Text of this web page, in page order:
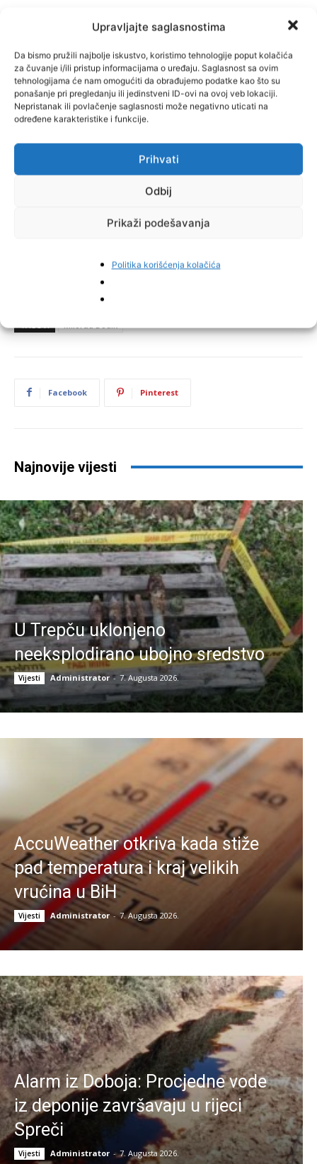
Upravljajte saglasnostima
Da bismo pružili najbolje iskustvo, koristimo tehnologije poput kolačića
za čuvanje i/ili pristup informacijama o uređaju. Saglasnost sa ovim
tehnologijama će nam omogućiti da obrađujemo podatke kao što su
ponašanje pri pregledanju ili jedinstveni ID-ovi na ovoj veb lokaciji.
Nepristanak ili povlačenje saglasnosti može negativno uticati na
određene karakteristike i funkcije.
Prihvati
Odbij
Prikaži podešavanja
Politika korišćenja kolačića
Facebook Pinterest
Najnovije vijesti
U Trepču uklonjeno
neeksplodirano ubojno sredstvo
Vijesti Administrator - 7. Augusta 2026.
AccuWeather otkriva kada stiže
pad temperatura i kraj velikih
vrućina u BiH
Vijesti Administrator - 7. Augusta 2026.
Alarm iz Doboja: Procjedne vode
iz deponije završavaju u rijeci
Spreči
Vijesti Administrator - 7. Augusta 2026.